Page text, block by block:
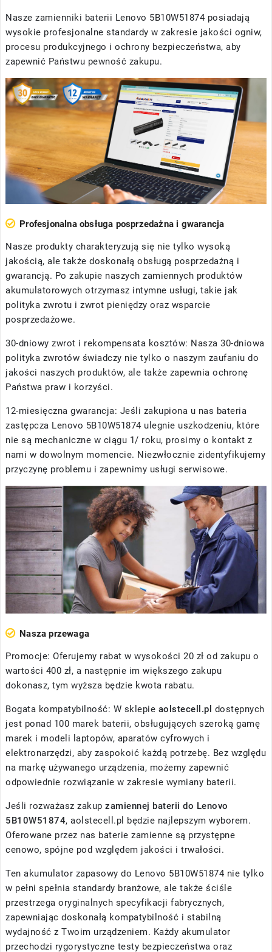
Nasze zamienniki baterii Lenovo 5B10W51874 posiadają
wysokie profesjonalne standardy w zakresie jakości ogniw,
procesu produkcyjnego i ochrony bezpieczeństwa, aby
zapewnić Państwu pewność zakupu.
Profesjonalna obsługa posprzedażna i gwarancja
Nasze produkty charakteryzują się nie tylko wysoką
jakością, ale także doskonałą obsługą posprzedażną i
gwarancją. Po zakupie naszych zamiennych produktów
akumulatorowych otrzymasz intymne usługi, takie jak
polityka zwrotu i zwrot pieniędzy oraz wsparcie
posprzedażowe.
30-dniowy zwrot i rekompensata kosztów: Nasza 30-dniowa
polityka zwrotów świadczy nie tylko o naszym zaufaniu do
jakości naszych produktów, ale także zapewnia ochronę
Państwa praw i korzyści.
12-miesięczna gwarancja: Jeśli zakupiona u nas bateria
zastępcza Lenovo 5B10W51874 ulegnie uszkodzeniu, które
nie są mechaniczne w ciągu 1/ roku, prosimy o kontakt z
nami w dowolnym momencie. Niezwłocznie zidentyfikujemy
przyczynę problemu i zapewnimy usługi serwisowe.
Nasza przewaga
Promocje: Oferujemy rabat w wysokości 20 zł od zakupu o
wartości 400 zł, a następnie im większego zakupu
dokonasz, tym wyższa będzie kwota rabatu.
Bogata kompatybilność: W sklepie aolstecell.pl dostępnych
jest ponad 100 marek baterii, obsługujących szeroką gamę
marek i modeli laptopów, aparatów cyfrowych i
elektronarzędzi, aby zaspokoić każdą potrzebę. Bez względu
na markę używanego urządzenia, możemy zapewnić
odpowiednie rozwiązanie w zakresie wymiany baterii.
Jeśli rozważasz zakup zamiennej baterii do Lenovo
5B10W51874, aolstecell.pl będzie najlepszym wyborem.
Oferowane przez nas baterie zamienne są przystępne
cenowo, spójne pod względem jakości i trwałości.
Ten akumulator zapasowy do Lenovo 5B10W51874 nie tylko
w pełni spełnia standardy branżowe, ale także ściśle
przestrzega oryginalnych specyfikacji fabrycznych,
zapewniając doskonałą kompatybilność i stabilną
wydajność z Twoim urządzeniem. Każdy akumulator
przechodzi rygorystyczne testy bezpieczeństwa oraz